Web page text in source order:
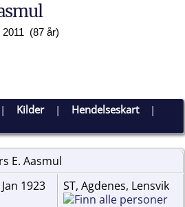
2011 (87 år)
Kilder| Hendelseskart|
E. Aasmul
1923 ST, Agdenes, Lensvik